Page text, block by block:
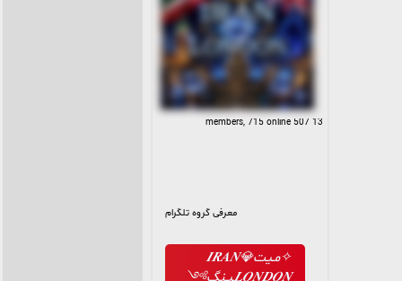
13 507 members, 715 online
معرفی گروه تلگرام
✧مـیت𝑰𝑹𝑨𝑵💎